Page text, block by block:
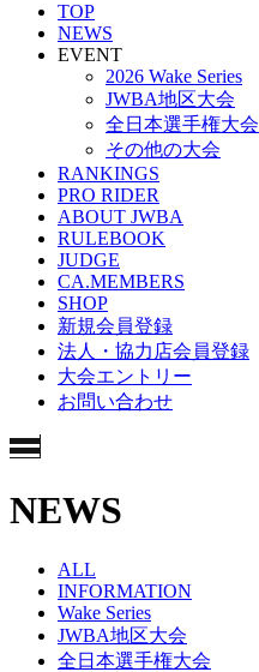
TOP
NEWS
EVENT
2026 Wake Series
JWBA地区大会
全日本選手権大会
その他の大会
RANKINGS
PRO RIDER
ABOUT JWBA
RULEBOOK
JUDGE
CA.MEMBERS
SHOP
新規会員登録
法人・協力店会員登録
大会エントリー
お問い合わせ
NEWS
ALL
INFORMATION
Wake Series
JWBA地区大会
全日本選手権大会